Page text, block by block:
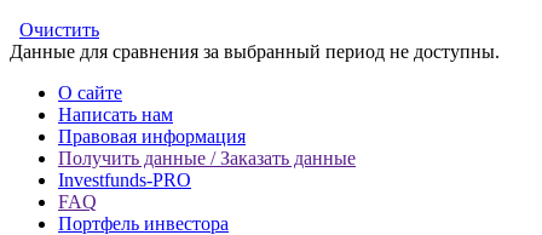
Очистить
Данные для сравнения за выбранный период не доступны.
О сайте
Написать нам
Правовая информация
Получить данные / Заказать данные
Investfunds-PRO
FAQ
Портфель инвестора